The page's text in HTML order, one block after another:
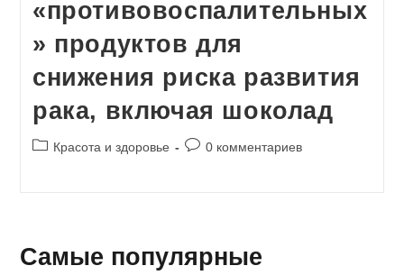
«противовоспалительных
» продуктов для
снижения риска развития
рака, включая шоколад
Рубрика
Красота и здоровье
Комментарии
0 комментариев
Самые популярные